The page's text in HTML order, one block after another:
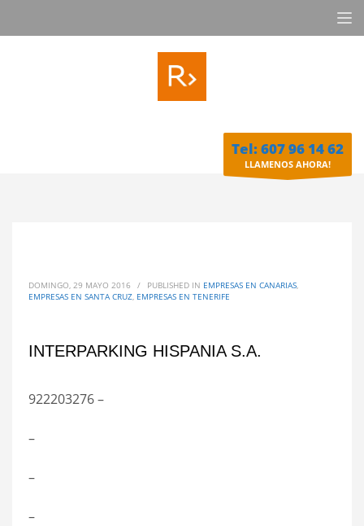
Tel: 607 96 14 62
LLAMENOS AHORA!
DOMINGO, 29 MAYO 2016 / PUBLISHED IN EMPRESAS EN CANARIAS,
EMPRESAS EN SANTA CRUZ, EMPRESAS EN TENERIFE
INTERPARKING HISPANIA S.A.
922203276 –
–
–
–